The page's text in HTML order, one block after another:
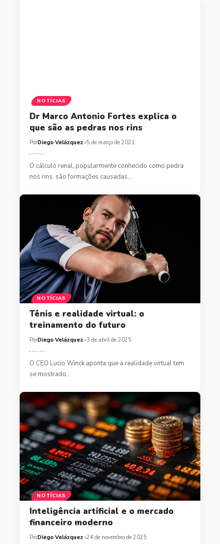
NOTÍCIAS
Dr Marco Antonio Fortes explica o
que são as pedras nos rins
PorDiego Velázquez 5 de março de 2021
O cálculo renal, popularmente conhecido como pedra
nos rins, são formações causadas…
NOTÍCIAS
Tênis e realidade virtual: o
treinamento do futuro
PorDiego Velázquez 3 de abril de 2025
O CEO Lucio Winck aponta que a realidade virtual tem
se mostrado…
NOTÍCIAS
Inteligência artificial e o mercado
financeiro moderno
PorDiego Velázquez 24 de novembro de 2025